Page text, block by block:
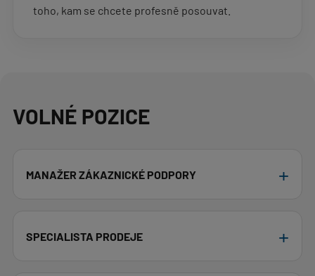
toho, kam se chcete profesně posouvat.
VOLNÉ POZICE
MANAŽER ZÁKAZNICKÉ PODPORY
SPECIALISTA PRODEJE